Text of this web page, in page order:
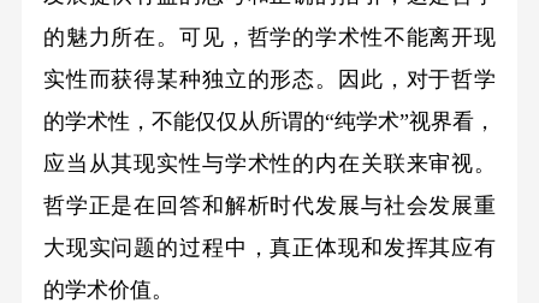
的魅力所在。可见，哲学的学术性不能离开现
实性而获得某种独立的形态。因此，对于哲学
的学术性，不能仅仅从所谓的“纯学术”视界看，
应当从其现实性与学术性的内在关联来审视。
哲学正是在回答和解析时代发展与社会发展重
大现实问题的过程中，真正体现和发挥其应有
的学术价值。